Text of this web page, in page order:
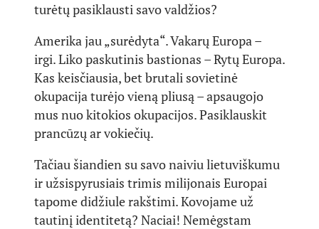
turėtų pasiklausti savo valdžios?
Amerika jau „surėdyta“. Vakarų Europa –
irgi. Liko paskutinis bastionas – Rytų Europa.
Kas keisčiausia, bet brutali sovietinė
okupacija turėjo vieną pliusą – apsaugojo
mus nuo kitokios okupacijos. Pasiklauskit
prancūzų ar vokiečių.
Tačiau šiandien su savo naiviu lietuviškumu
ir užsispyrusiais trimis milijonais Europai
tapome didžiule rakštimi. Kovojame už
tautinį identitetą? Naciai! Nemėgstam